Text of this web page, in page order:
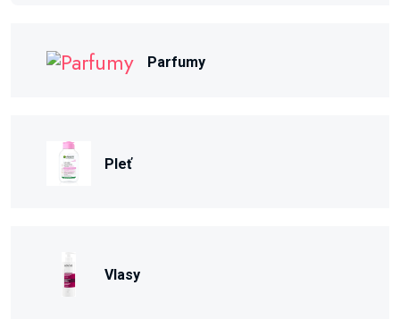
Parfumy
Pleť
Vlasy